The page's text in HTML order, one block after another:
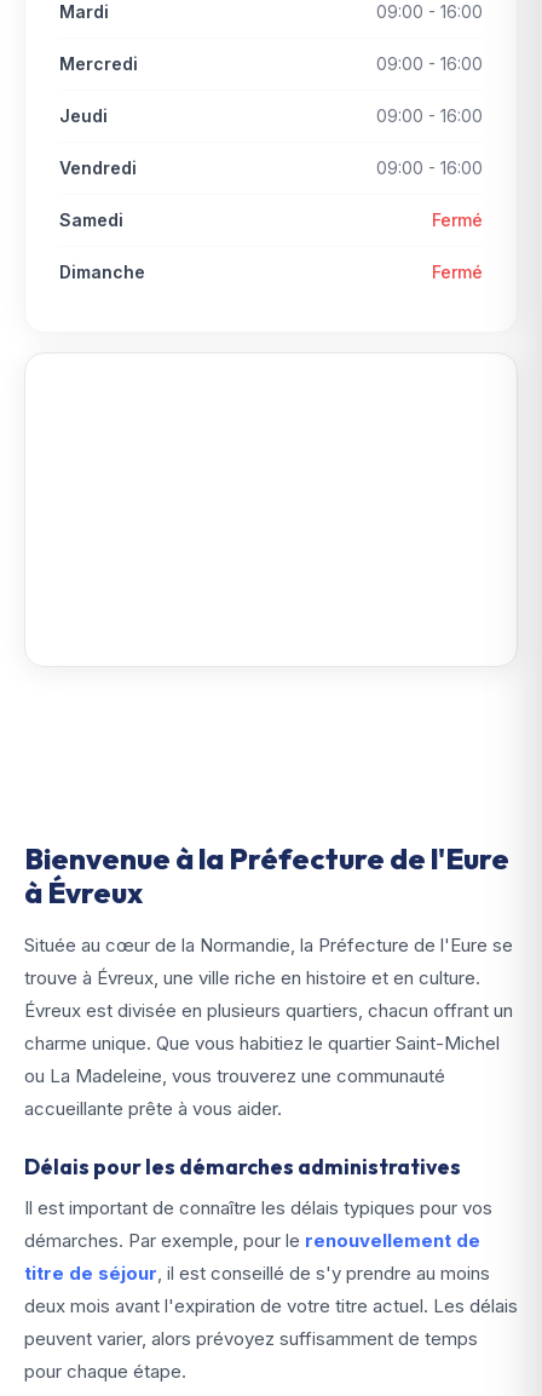
Mardi 09:00 - 16:00
Mercredi 09:00 - 16:00
Jeudi 09:00 - 16:00
Vendredi 09:00 - 16:00
Samedi Fermé
Dimanche Fermé
Bienvenue à la Préfecture de l'Eure
à Évreux
Située au cœur de la Normandie, la Préfecture de l'Eure se
trouve à Évreux, une ville riche en histoire et en culture.
Évreux est divisée en plusieurs quartiers, chacun offrant un
charme unique. Que vous habitiez le quartier Saint-Michel
ou La Madeleine, vous trouverez une communauté
accueillante prête à vous aider.
Délais pour les démarches administratives
Il est important de connaître les délais typiques pour vos
démarches. Par exemple, pour le renouvellement de
titre de séjour, il est conseillé de s'y prendre au moins
deux mois avant l'expiration de votre titre actuel. Les délais
peuvent varier, alors prévoyez suffisamment de temps
pour chaque étape.